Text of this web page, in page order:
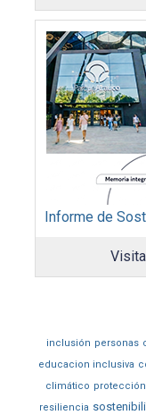
inclusión personas
educacion inclusiva
climático
resiliencia